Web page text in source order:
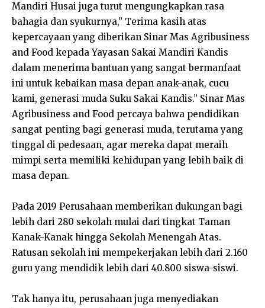
Mandiri Husai juga turut mengungkapkan rasa
bahagia dan syukurnya,” Terima kasih atas
kepercayaan yang diberikan Sinar Mas Agribusiness
and Food kepada Yayasan Sakai Mandiri Kandis
dalam menerima bantuan yang sangat bermanfaat
ini untuk kebaikan masa depan anak-anak, cucu
kami, generasi muda Suku Sakai Kandis.” Sinar Mas
Agribusiness and Food percaya bahwa pendidikan
sangat penting bagi generasi muda, terutama yang
tinggal di pedesaan, agar mereka dapat meraih
mimpi serta memiliki kehidupan yang lebih baik di
masa depan.
Pada 2019 Perusahaan memberikan dukungan bagi
lebih dari 280 sekolah mulai dari tingkat Taman
Kanak-Kanak hingga Sekolah Menengah Atas.
Ratusan sekolah ini mempekerjakan lebih dari 2.160
guru yang mendidik lebih dari 40.800 siswa-siswi.
Tak hanya itu, perusahaan juga menyediakan